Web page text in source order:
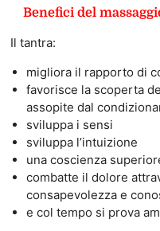
Benefici del
Il tantra:
migliora il rapporto di
favorisce la scoperta
assopite dal
sviluppa i sensi
sviluppa l’intuizione
una coscienza
combatte il dolore
consapevolezza e
e col tempo si prova